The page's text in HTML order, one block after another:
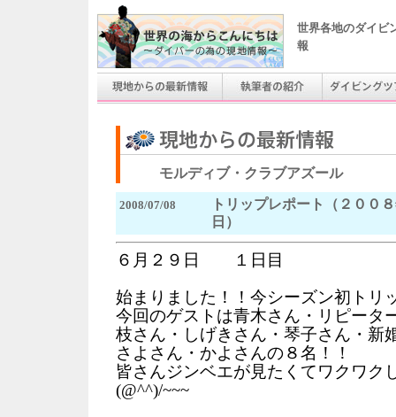
世界各地のダイビ
報
モルディブ・クラブアズール
2008/07/08
トリップレポート（２００
日）
６月２９日 １日目
始まりました！！今シーズン初トリ
今回のゲストは青木さん・リピータ
枝さん・しげきさん・琴子さん・新
さよさん・かよさんの８名！！
皆さんジンベエが見たくてワクワク
(@^^)/~~~